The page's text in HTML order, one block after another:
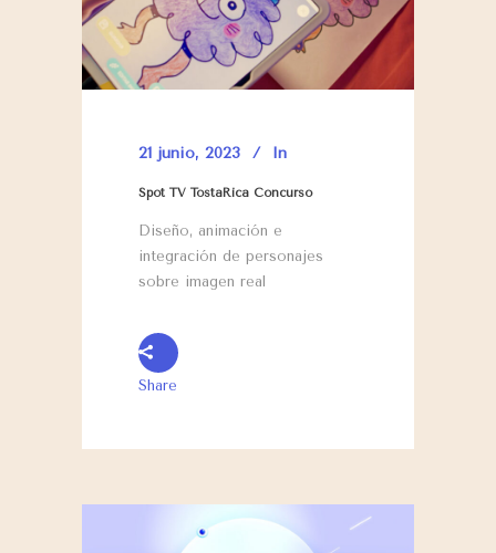
21 junio, 2023 In
Spot TV TostaRica Concurso
Diseño, animación e
integración de personajes
sobre imagen real
Share